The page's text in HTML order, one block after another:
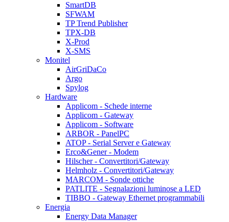
SmartDB
SFWAM
TP Trend Publisher
TPX-DB
X-Prod
X-SMS
Monitel
AirGriDaCo
Argo
Spylog
Hardware
Applicom - Schede interne
Applicom - Gateway
Applicom - Software
ARBOR - PanelPC
ATOP - Serial Server e Gateway
Erco&Gener - Modem
Hilscher - Convertitori/Gateway
Helmholz - Convertitori/Gateway
MARCOM - Sonde ottiche
PATLITE - Segnalazioni luminose a LED
TIBBO - Gateway Ethernet programmabili
Energia
Energy Data Manager